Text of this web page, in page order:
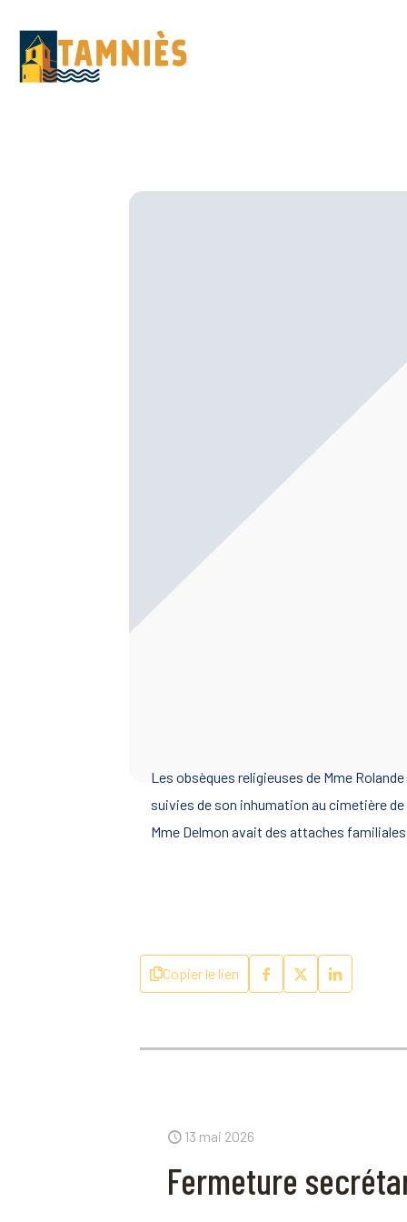
Les obsèques religieuses de Mme
suivies de son inhumation au cimetière de
Mme Delmon avait des attaches
Copier le lien
13 mai 2026
Fermeture